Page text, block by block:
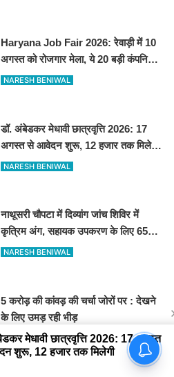
Haryana Job Fair 2026: रेवाड़ी में 10
अगस्त को रोजगार मेला, ये 20 बड़ी कंपनियां
देगी सीधे नौकरी
NARESH BENIWAL
डॉ. अंबेडकर मेधावी छात्रवृत्ति 2026: 17
अगस्त से आवेदन शुरू, 12 हजार तक मिलेगी
स्कॉलरशिप, जानें जरूरी डॉक्यूमेंट्स
NARESH BENIWAL
नाथूसरी चौपटा में दिव्यांग जांच शिविर में
कृत्रिम अंग, सहायक उपकरण के लिए 65
व्यक्तियों का चयन
NARESH BENIWAL
5 करोड़ की कांवड़ की चर्चा जोरों पर : देखने
के लिए उमड़ रही भीड़
NARESH BENIWAL